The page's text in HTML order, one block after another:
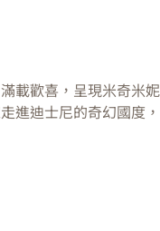
載歡喜，呈現米奇米妮
進迪士尼的奇幻國度，